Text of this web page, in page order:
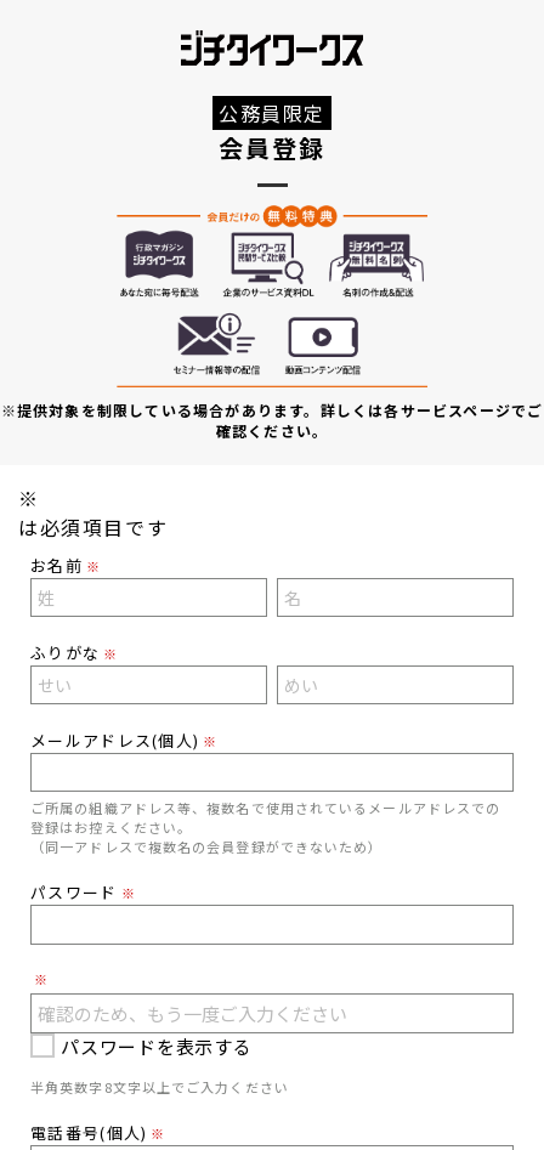
公務員限定
会員登録
※提供対象を制限している場合があります。詳しくは各サービスページでご
確認ください。
※
は必須項目です
お名前 ※
ふりがな ※
メールアドレス(個人) ※
ご所属の組織アドレス等、複数名で使用されているメールアドレスでの
登録はお控えください。
（同一アドレスで複数名の会員登録ができないため）
パスワード ※
※
パスワードを表示する
半角英数字8文字以上でご入力ください
電話番号(個人) ※